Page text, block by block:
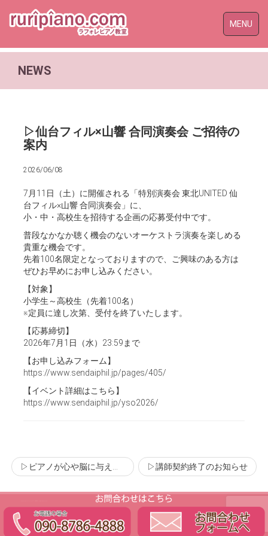
Toggle
MENU
NEWS
▷仙台フィル×山響 合同演奏会 ご招待の
案内
2026/06/08
7月11日（土）に開催される「特別演奏会 東北UNITED 仙
台フィル×山響 合同演奏会」に、
小・中・高校生を招待する企画の応募受付中です。
普段なかなか聴く機会のないオーケストラ演奏を楽しめる
貴重な機会です。
先着100名限定となっておりますので、ご興味のある方は
ぜひお早めにお申し込みください。
【対象】
小学生～高校生（先着100名）
※定員に達し次第、受付を終了いたします。
【応募締切】
2026年7月1日（水）23:59まで
【お申し込みフォーム】
https://www.sendaiphil.jp/pages/405/
【イベント詳細はこちら】
https://www.sendaiphil.jp/yso2026/
▷講師契約終了のお知らせ